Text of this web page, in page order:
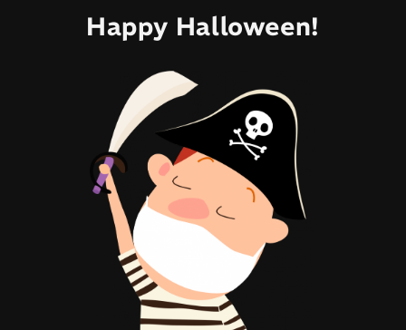
Happy Halloween!